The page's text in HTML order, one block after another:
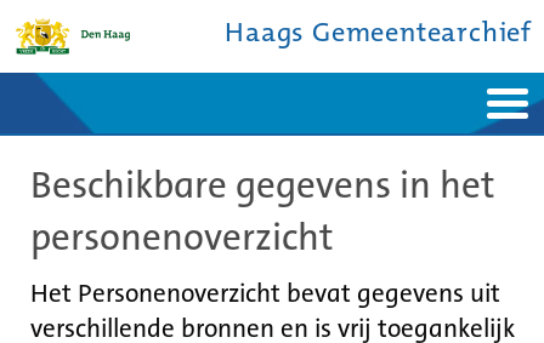
Haags Gemeentearchief
Ontdek de stad
De studiezaal
Bronnen en collecties
Contact
Beschikbare gegevens in het
personenoverzicht
Het Personenoverzicht bevat gegevens uit
verschillende bronnen en is vrij toegankelijk